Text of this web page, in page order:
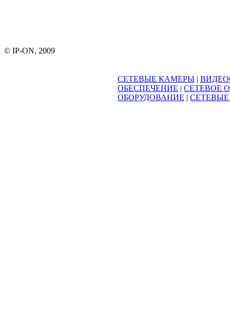
© IP-ON, 2009
СЕТЕВЫЕ КАМЕРЫ |
ОБЕСПЕЧЕНИЕ | СЕТЕВОЕ
ОБОРУДОВАНИЕ |